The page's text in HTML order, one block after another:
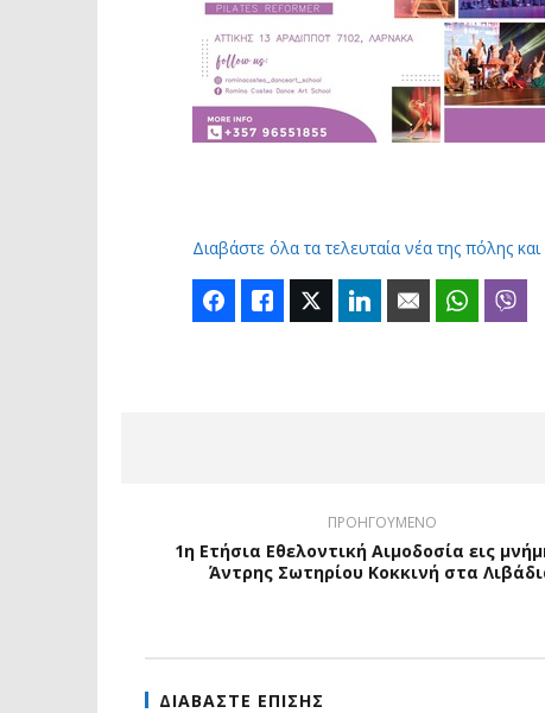
Διαβάστε όλα τα τελευταία νέα της πόλης
FacebookLike Twitter LinkedIn Email WhatsApp
ΠΡΟΗΓΟΥΜΕΝΟ
1η Ετήσια Εθελοντική Αιμοδοσία εις
Άντρης Σωτηρίου Κοκκινή στα
ΔΙΑΒΑΣΤΕ ΕΠΙΣΗΣ